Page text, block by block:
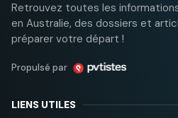
Retrouvez toutes les
en Australie, des dossiers et
préparer votre départ !
Propulsé par
LIENS UTILES